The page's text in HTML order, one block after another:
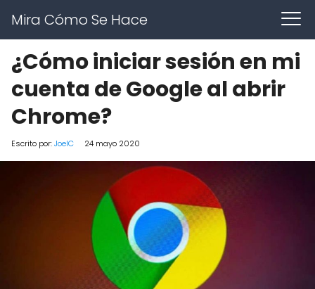
Mira Cómo Se Hace
¿Cómo iniciar sesión en mi
cuenta de Google al abrir
Chrome?
Escrito por:JoelC 24 mayo 2020